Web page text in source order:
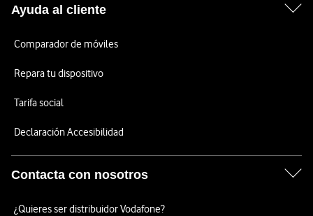
Ayuda al cliente
Comparador de móviles
Repara tu dispositivo
Tarifa social
Declaración Accesibilidad
Contacta con nosotros
¿Quieres ser distribuidor Vodafone?